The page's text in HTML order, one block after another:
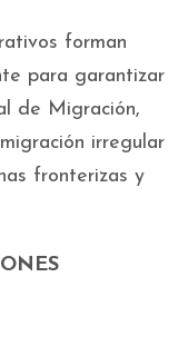
forman
para garantizar
de Migración,
irregular
fronterizas y